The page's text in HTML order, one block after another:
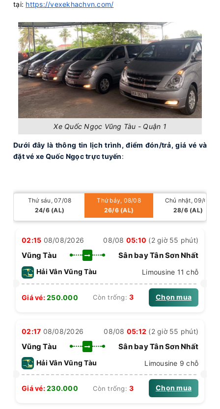
tại: https://vexekhachvn.com/
Xe Quốc Ngọc Vũng Tàu - Quận 1
Dưới đây là thông tin lịch trình, điểm đón/trả, giá vé và
đặt vé xe Quốc Ngọc trực tuyến:
Thứ sáu, 07/08
24/6 (AL)
Thứ bảy, 08/08
26/6 (AL)
Chủ nhật, 09/08
28/6 (AL)
02:15 08/08/2026 08/08 05:10 (2 giờ 55 phút)
Vũng Tàu Sân bay Tân Sơn Nhất
Hải Vân Vũng Tàu Limousine 11 chỗ
Giá vé:250.000 Còn trống:3 Chọn mua
02:17 08/08/2026 08/08 05:12 (2 giờ 55 phút)
Vũng Tàu Sân bay Tân Sơn Nhất
Hải Vân Vũng Tàu Limousine 9 chỗ
Giá vé:230.000 Còn trống:3 Chọn mua